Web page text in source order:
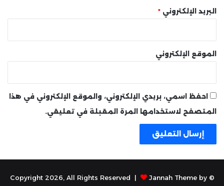
البريد الإلكتروني *
الموقع الإلكتروني
احفظ اسمي، بريدي الإلكتروني، والموقع الإلكتروني في هذا
المتصفح لاستخدامها المرة المقبلة في تعليقي.
© Copyright 2026, All Rights Reserved |
Jannah Theme by